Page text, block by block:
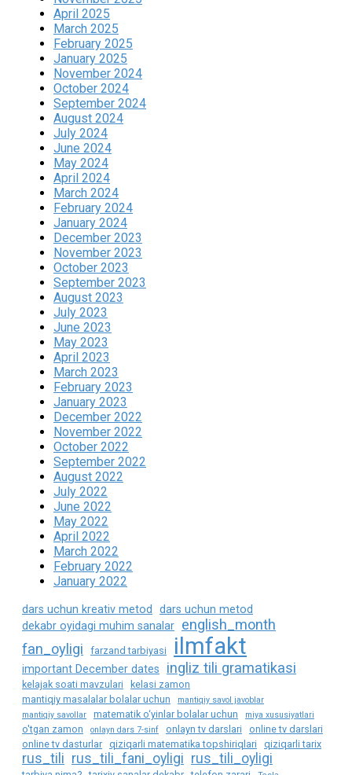
April 2025
March 2025
February 2025
January 2025
November 2024
October 2024
September 2024
August 2024
July 2024
June 2024
May 2024
April 2024
March 2024
February 2024
January 2024
December 2023
November 2023
October 2023
September 2023
August 2023
July 2023
June 2023
May 2023
April 2023
March 2023
February 2023
January 2023
December 2022
November 2022
October 2022
September 2022
August 2022
July 2022
June 2022
May 2022
April 2022
March 2022
February 2022
January 2022
dars uchun kreativ metod
dars uchun metod
dekabr oyidagi muhim sanalar
english_month
fan_oyligi
farzand tarbiyasi ilmfakt
important December dates ingliz tili gramatikasi
kelajak soati mavzulari
kelasi zamon
mantiqiy masalalar bolalar uchun
mantiqiy savol javoblar
mantiqiy savollar
matematik o‘yinlar bolalar uchun miya xususiyatlari
o'tgan zamon onlayn dars 7-sinf onlayn tv darslari
online tv darslari
online tv dasturlar qiziqarli matematika topshiriqlari qiziqarli tarix
rus_tili rus_tili_fani_oyligi rus_tili_oyligi